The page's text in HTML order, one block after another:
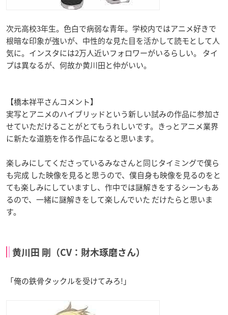
次元高校3年生。色白で病弱な青年。学校内ではアニメ好きで
根暗な印象が強いが、中性的な見た目を活かして読モとして人
気に。インスタには2万人近いフォロワーがいるらしい。 タイ
プは異なるが、何故か黄川田と仲がいい。
【橋本祥平さんコメント】
実写とアニメのハイブリッドという新しい試みの作品に参加さ
せていただけることがとてもうれしいです。きっとアニメ業界
に新たな道筋を作る作品になると思います。
楽しみにしてくださっているみなさんと同じタイミングで僕ら
も完成 した映像を見ると思うので、僕自身も映像を見るのをと
ても楽しみにしていますし、作中では謎解きをするシーンもあ
るので、一緒に謎解きをして楽しんでいた だけたらと思いま
す。
黄川田 剛（CV：財木琢磨さん）
「俺の鉄骨タックルを受けてみろ!」